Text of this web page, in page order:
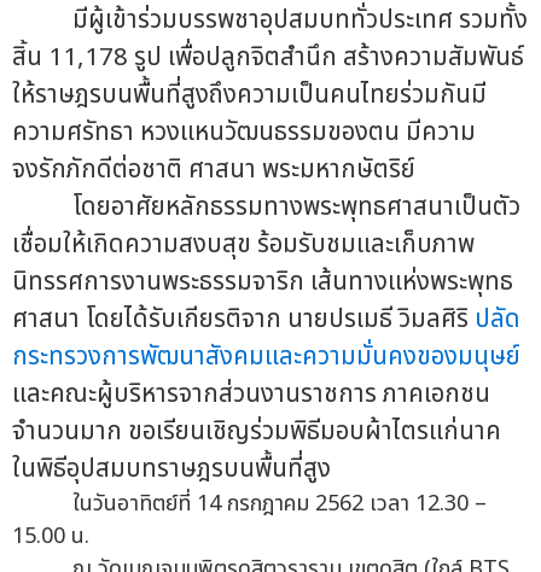
มีผู้เข้าร่วมบรรพชาอุปสมบททั่วประเทศ รวมทั้ง
สิ้น 11,178 รูป เพื่อปลูกจิตสำนึก สร้างความสัมพันธ์
ให้ราษฎรบนพื้นที่สูงถึงความเป็นคนไทยร่วมกันมี
ความศรัทธา หวงแหนวัฒนธรรมของตน มีความ
จงรักภักดีต่อชาติ ศาสนา พระมหากษัตริย์
โดยอาศัยหลักธรรมทางพระพุทธศาสนาเป็นตัว
เชื่อมให้เกิดความสงบสุข ร้อมรับชมและเก็บภาพ
นิทรรศการงานพระธรรมจาริก เส้นทางแห่งพระพุทธ
ศาสนา โดยได้รับเกียรติจาก นายปรเมธี วิมลศิริ ปลัด
กระทรวงการพัฒนาสังคมและความมั่นคงของมนุษย์
และคณะผู้บริหารจากส่วนงานราชการ ภาคเอกชน
จำนวนมาก ขอเรียนเชิญร่วมพิธีมอบผ้าไตรแก่นาค
ในพิธีอุปสมบทราษฎรบนพื้นที่สูง
ในวันอาทิตย์ที่ 14 กรกฎาคม 2562 เวลา 12.30 –
15.00 น.